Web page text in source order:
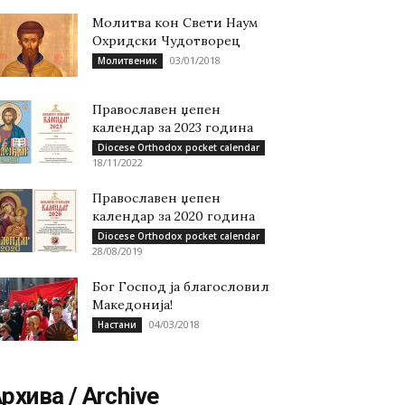
Молитва кон Свети Наум
Охридски Чудотворец
Молитвеник 03/01/2018
Православен џепен
календар за 2023 година
Diocese Orthodox pocket calendar
18/11/2022
Православен џепен
календар за 2020 година
Diocese Orthodox pocket calendar
28/08/2019
Бог Господ ја благословил
Македонија!
Настани 04/03/2018
/ Archive